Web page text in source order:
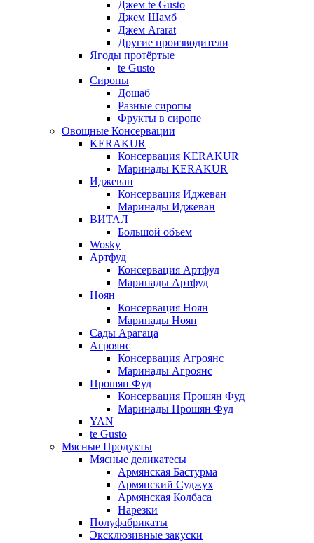
Джем te Gusto
Джем Шамб
Джем Ararat
Другие производители
Ягоды протёртые
te Gusto
Сиропы
Дошаб
Разные сиропы
Фрукты в сиропе
Овощные Консервации
KERAKUR
Консервация KERAKUR
Маринады KERAKUR
Иджеван
Консервация Иджеван
Маринады Иджеван
ВИТАЛ
Большой объем
Wosky
Артфуд
Консервация Артфуд
Маринады Артфуд
Ноян
Консервация Ноян
Маринады Ноян
Сады Арагаца
Агроянс
Консервация Агроянс
Маринады Агроянс
Прошян Фуд
Консервация Прошян Фуд
Маринады Прошян Фуд
YAN
te Gusto
Мясные Продукты
Мясные деликатесы
Армянская Бастурма
Армянский Суджух
Армянская Колбаса
Нарезки
Полуфабрикаты
Эксклюзивные закуски